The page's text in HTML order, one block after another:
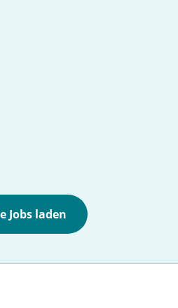
Jobs laden